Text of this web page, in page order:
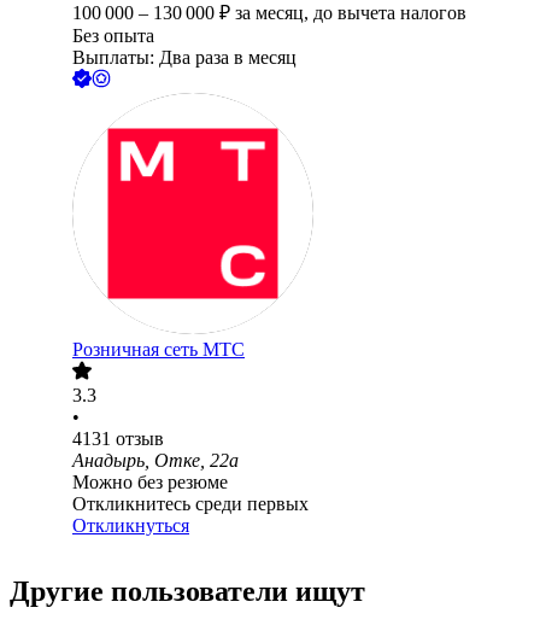
100 000 – 130 000 ₽ за месяц, до вычета налогов
Без опыта
Выплаты: Два раза в месяц
Розничная сеть МТС
3.3
•
4131 отзыв
Анадырь, Отке, 22а
Можно без резюме
Откликнитесь среди первых
Откликнуться
Другие пользователи ищут